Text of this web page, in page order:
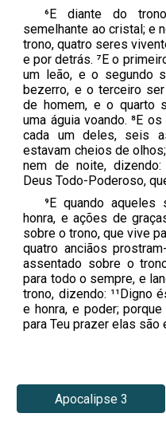
⁶E diante do
semelhante ao cristal; e
trono, quatro seres
e por detrás. ⁷E o
um leão, e o segundo
bezerro, e o terceiro
de homem, e o quarto
uma águia voando. ⁸E
cada um deles, seis
estavam cheios de
nem de noite, dizendo:
Deus Todo-Poderoso,
⁹E quando
honra, e ações de
sobre o trono, que vive
quatro anciãos
assentado sobre o
para todo o sempre, e
trono, dizendo: ¹¹Digno
e honra, e poder;
para Teu prazer elas são
Apocalipse 3